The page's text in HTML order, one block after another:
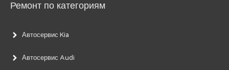
Ремонт по категориям
Автосервис Kia
Автосервис Audi